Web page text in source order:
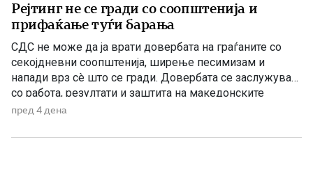
Рејтинг не се гради со соопштенија и
прифаќање туѓи барања
СДС не може да ја врати довербата на граѓаните со
секојдневни соопштенија, ширење песимизам и
напади врз сè што се гради. Довербата се заслужува
со работа, резултати и заштита на македонските
национални и државни интереси. По седумгодишното
впечаток дека е сериозна опозиција. Но, граѓаните
пред 4 дена